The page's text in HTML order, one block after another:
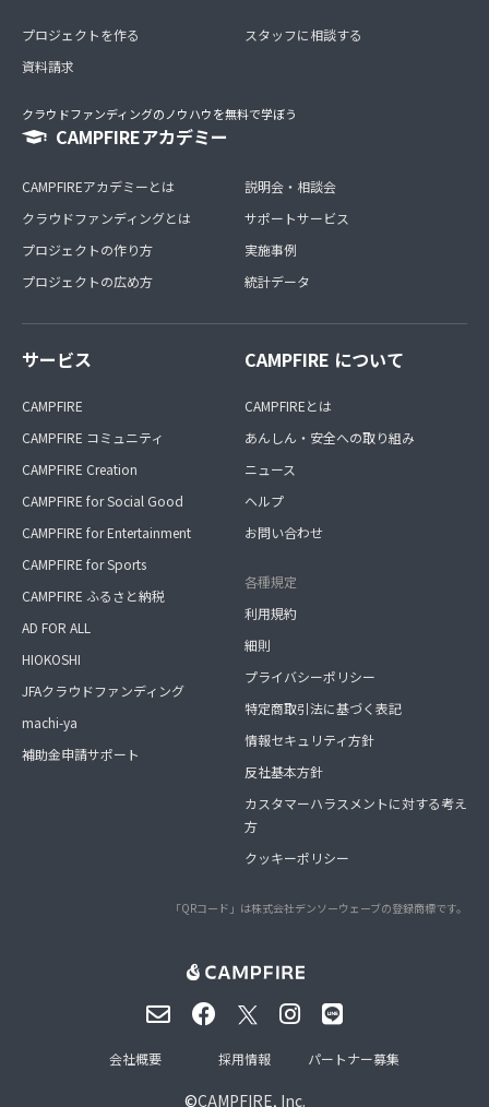
プロジェクトを作る
資料請求
スタッフに相談する
クラウドファンディングのノウハウを無料で学ぼう
CAMPFIREアカデミー
CAMPFIREアカデミーとは
クラウドファンディングとは
プロジェクトの作り方
プロジェクトの広め方
説明会・相談会
サポートサービス
実施事例
統計データ
サービス
CAMPFIRE
CAMPFIRE コミュニティ
CAMPFIRE Creation
CAMPFIRE for Social Good
CAMPFIRE for Entertainment
CAMPFIRE for Sports
CAMPFIRE ふるさと納税
AD FOR ALL
HIOKOSHI
JFAクラウドファンディング
machi-ya
補助金申請サポート
CAMPFIRE について
CAMPFIREとは
あんしん・安全への取り組み
ニュース
ヘルプ
お問い合わせ
各種規定
利用規約
細則
プライバシーポリシー
特定商取引法に基づく表記
情報セキュリティ方針
反社基本方針
カスタマーハラスメントに対する考え
方
クッキーポリシー
「QRコード」は株式会社デンソーウェーブの登録商標です。
©CAMPFIRE, Inc.
会社概要 採用情報 パートナー募集